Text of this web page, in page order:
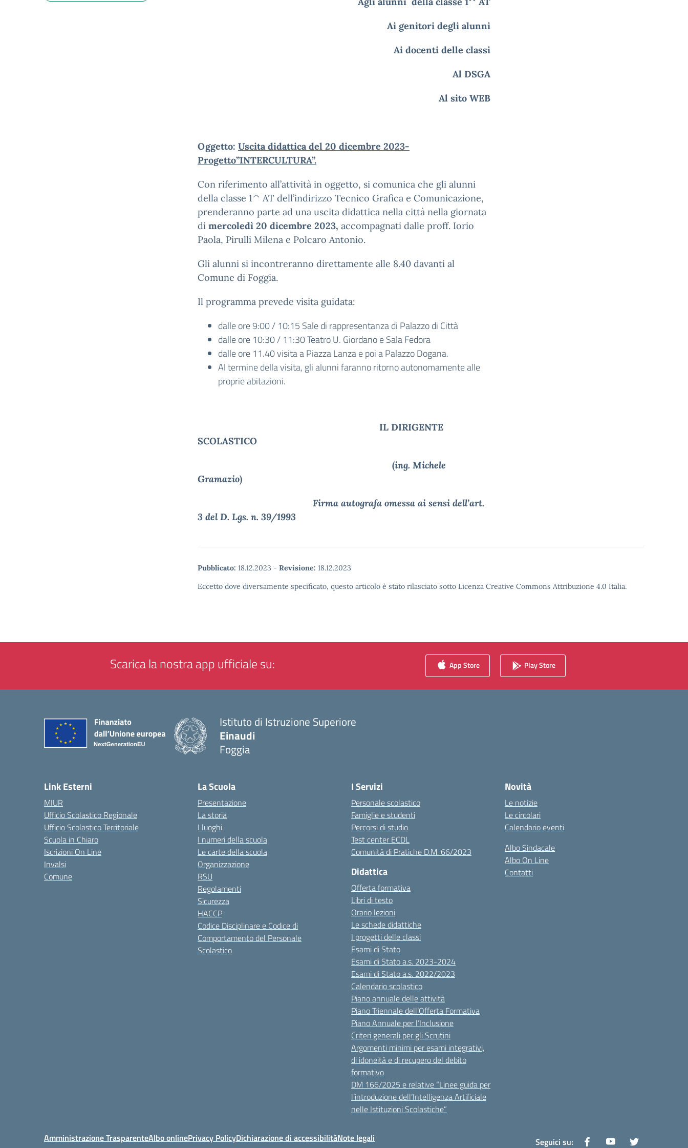
Ai genitori degli alunni
Ai docenti delle classi
Al DSGA
Al sito WEB
Oggetto: Uscita didattica del 20 dicembre 2023-
Progetto”INTERCULTURA”.
Con riferimento all’attività in oggetto, si comunica che gli alunni
della classe 1^ AT dell’indirizzo Tecnico Grafica e Comunicazione,
prenderanno parte ad una uscita didattica nella città nella giornata
di mercoledì 20 dicembre 2023, accompagnati dalle proff. Iorio
Paola, Pirulli Milena e Polcaro Antonio.
Gli alunni si incontreranno direttamente alle 8.40 davanti al
Comune di Foggia.
Il programma prevede visita guidata:
dalle ore 9:00 / 10:15 Sale di rappresentanza di Palazzo di Città
dalle ore 10:30 / 11:30 Teatro U. Giordano e Sala Fedora
dalle ore 11.40 visita a Piazza Lanza e poi a Palazzo Dogana.
Al termine della visita, gli alunni faranno ritorno autonomamente alle
proprie abitazioni.
IL DIRIGENTE
SCOLASTICO
(ing. Michele
Gramazio)
Firma autografa omessa ai sensi dell’art.
3 del D. Lgs. n. 39/1993
Pubblicato: 18.12.2023 - Revisione: 18.12.2023
Eccetto dove diversamente specificato, questo articolo è stato rilasciato sotto Licenza Creative Commons Attribuzione 4.0 Italia.
Scarica la nostra app ufficiale su: App Store Play Store
Istituto di Istruzione Superiore
Einaudi
Foggia
Link Esterni
MIUR
Ufficio Scolastico Regionale
Ufficio Scolastico Territoriale
Scuola in Chiaro
Iscrizioni On Line
Invalsi
Comune
La Scuola
Presentazione
La storia
I luoghi
I numeri della scuola
Le carte della scuola
Organizzazione
RSU
Regolamenti
Sicurezza
HACCP
Codice Disciplinare e Codice di
Comportamento del Personale
Scolastico
I Servizi
Personale scolastico
Famiglie e studenti
Percorsi di studio
Test center ECDL
Comunità di Pratiche D.M. 66/2023
Didattica
Offerta formativa
Libri di testo
Orario lezioni
Le schede didattiche
I progetti delle classi
Esami di Stato
Esami di Stato a.s. 2023-2024
Esami di Stato a.s. 2022/2023
Calendario scolastico
Piano annuale delle attività
Piano Triennale dell’Offerta Formativa
Piano Annuale per l’Inclusione
Criteri generali per gli Scrutini
Argomenti minimi per esami integrativi,
di idoneità e di recupero del debito
formativo
DM 166/2025 e relative “Linee guida per
l’introduzione dell’Intelligenza Artificiale
nelle Istituzioni Scolastiche”
Novità
Le notizie
Le circolari
Calendario eventi
Albo Sindacale
Albo On Line
Contatti
Amministrazione TrasparenteAlbo onlinePrivacy PolicyDichiarazione di accessibilitàNote legali Seguici su: